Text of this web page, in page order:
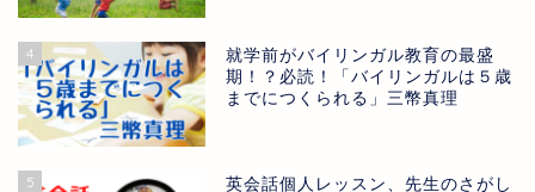
4
就学前がバイリンガル教育の最盛
期！？必読！「バイリンガルは５歳
までにつくられる」三幣真理
5 英会話個人レッスン、先生のさがし